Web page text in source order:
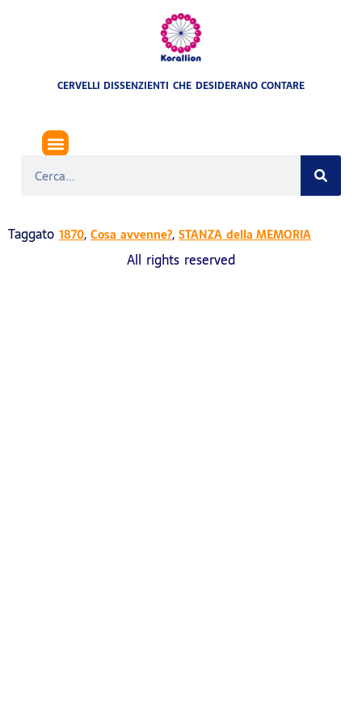
CERVELLI DISSENZIENTI CHE DESIDERANO CONTARE
Taggato 1870,Cosa avvenne?,STANZA della MEMORIA
All rights reserved